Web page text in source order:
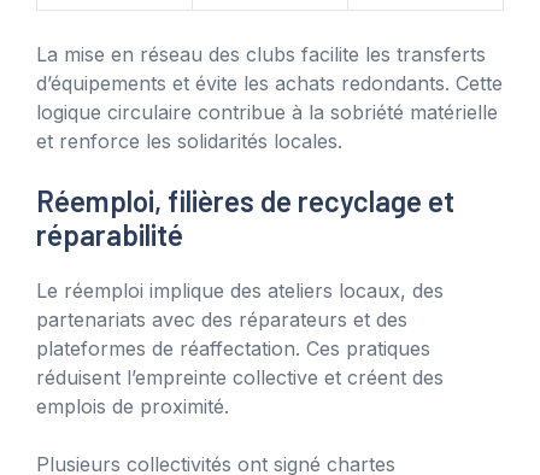
La mise en réseau des clubs facilite les transferts
d’équipements et évite les achats redondants. Cette
logique circulaire contribue à la sobriété matérielle
et renforce les solidarités locales.
Réemploi, filières de recyclage et
réparabilité
Le réemploi implique des ateliers locaux, des
partenariats avec des réparateurs et des
plateformes de réaffectation. Ces pratiques
réduisent l’empreinte collective et créent des
emplois de proximité.
Plusieurs collectivités ont signé chartes